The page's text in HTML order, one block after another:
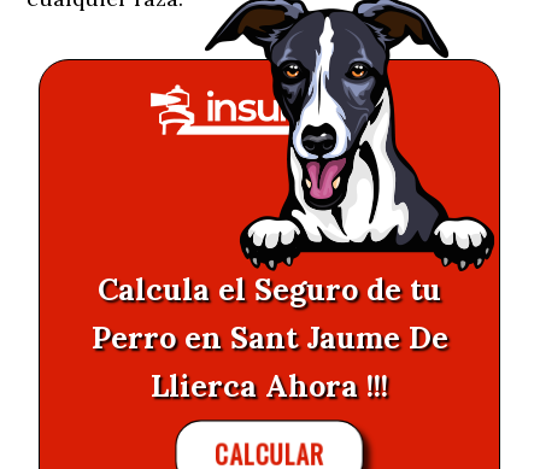
Calcula el Seguro de tu
Perro en Sant Jaume De
Llierca Ahora !!!
CALCULAR